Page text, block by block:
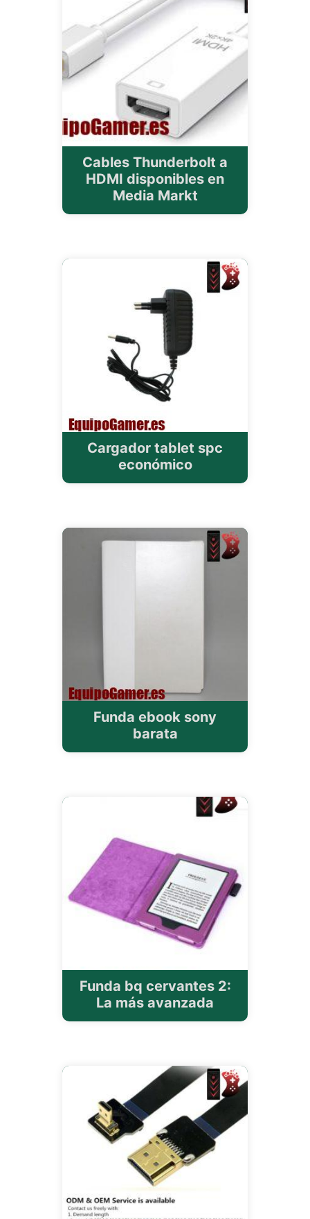
Cables Thunderbolt a
HDMI disponibles en
Media Markt
Cargador tablet spc
económico
Funda ebook sony
barata
Funda bq cervantes 2:
La más avanzada